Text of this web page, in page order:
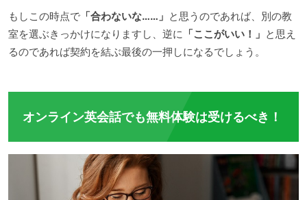
もしこの時点で「合わないな……」 と思うのであれば、別の教
室を選ぶきっかけになりますし、逆に 「ここがいい！」 と思え
るのであれば契約を結ぶ最後の一押しになるでしょう。
オンライン英会話でも無料体験は受けるべき！